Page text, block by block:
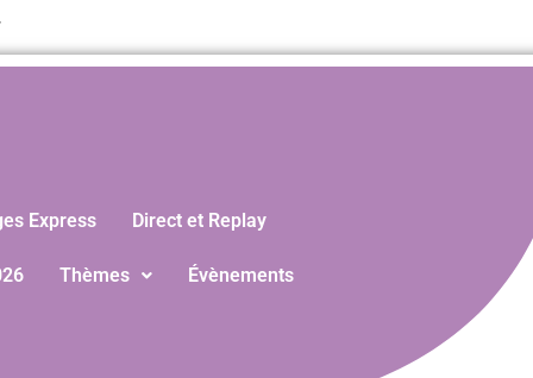
Express Direct et Replay
Thèmes Évènements